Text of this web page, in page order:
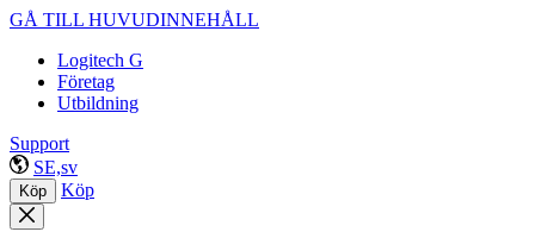
GÅ TILL HUVUDINNEHÅLL
Logitech G
Företag
Utbildning
Support
SE,sv
Köp Köp